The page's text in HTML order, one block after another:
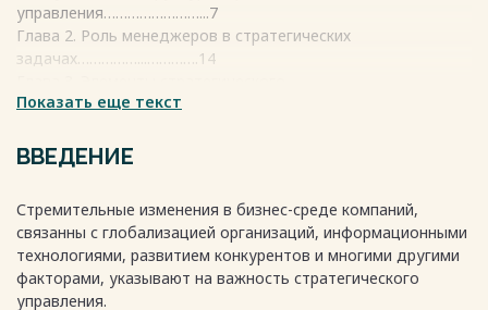
управления……………………...7
Глава 2. Роль менеджеров в стратегических
задачах……………...………….14
управления……………………………...16
……………...16
3.2. Стратегический маркетинг…………………………………...
3.3. Стратегический контроллинг……………..……………………………..
…23
Заключение…………………………………………………………………….....26
Список использованной литературы……………………….
Показать еще текст
ВВЕДЕНИЕ
Стремительные изменения в бизнес-среде компаний,
связанны с глобализацией организаций, информационными
технологиями, развитием конкурентов и многими другими
факторами, указывают на важность стратегического
управления.